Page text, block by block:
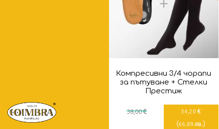
Компресивни 3/4 чорапи
за пътуване + Стелки
Престиж
38,00€ 34 ,20 €
(66 ,89 лв.)